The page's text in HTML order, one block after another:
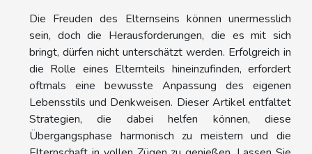
Die Freuden des Elternseins können unermesslich
sein, doch die Herausforderungen, die es mit sich
bringt, dürfen nicht unterschätzt werden. Erfolgreich in
die Rolle eines Elternteils hineinzufinden, erfordert
oftmals eine bewusste Anpassung des eigenen
Lebensstils und Denkweisen. Dieser Artikel entfaltet
Strategien, die dabei helfen können, diese
Übergangsphase harmonisch zu meistern und die